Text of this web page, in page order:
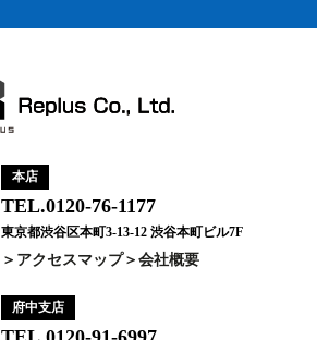
本店
TEL.0120-76-1177
東京都渋谷区本町3-13-12 渋谷本町ビル7F
アクセスマップ 会社概要
府中支店